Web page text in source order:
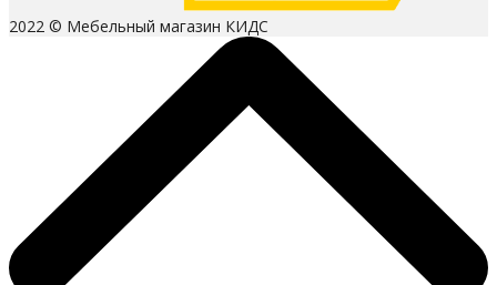
2022 © Мебельный магазин КИДС